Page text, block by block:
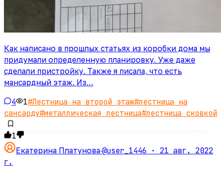
Как написано в прошлых статьях из коробки дома мы
придумали определенную планировку. Уже даже
сделали пристройку. Также я писала, что есть
мансардный этаж. Из…
4 1#Лестница на второй этаж#лестница на
сансарду#металлическая лестница#лестница сковкой
1
Екатерина Платунова·@user_1446 · 21 авг. 2022
г.